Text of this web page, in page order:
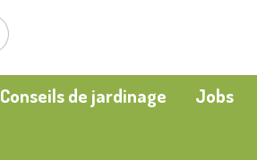
Conseils de jardinage
Jobs